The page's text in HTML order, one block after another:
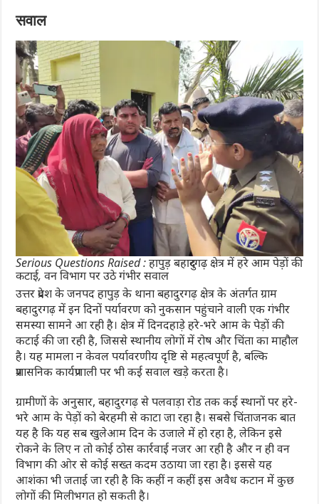
सवाल
Serious Questions Raised : हापुड़ बहादुरगढ़ क्षेत्र में हरे आम पेड़ों की
कटाई, वन विभाग पर उठे गंभीर सवाल
उत्तर प्रदेश के जनपद हापुड़ के थाना बहादुरगढ़ क्षेत्र के अंतर्गत ग्राम
बहादुरगढ़ में इन दिनों पर्यावरण को नुकसान पहुंचाने वाली एक गंभीर
समस्या सामने आ रही है। क्षेत्र में दिनदहाड़े हरे-भरे आम के पेड़ों की
कटाई की जा रही है, जिससे स्थानीय लोगों में रोष और चिंता का माहौल
है। यह मामला न केवल पर्यावरणीय दृष्टि से महत्वपूर्ण है, बल्कि
प्रशासनिक कार्यप्रणाली पर भी कई सवाल खड़े करता है।
ग्रामीणों के अनुसार, बहादुरगढ़ से पलवाड़ा रोड तक कई स्थानों पर हरे-
भरे आम के पेड़ों को बेरहमी से काटा जा रहा है। सबसे चिंताजनक बात
यह है कि यह सब खुलेआम दिन के उजाले में हो रहा है, लेकिन इसे
रोकने के लिए न तो कोई ठोस कार्रवाई नजर आ रही है और न ही वन
विभाग की ओर से कोई सख्त कदम उठाया जा रहा है। इससे यह
आशंका भी जताई जा रही है कि कहीं न कहीं इस अवैध कटान में कुछ
लोगों की मिलीभगत हो सकती है।